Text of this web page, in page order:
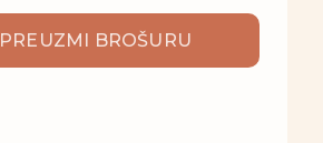
PREUZMI BROŠURU